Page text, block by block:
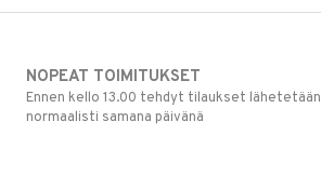
NOPEAT TOIMITUKSET
Ennen kello 13.00 tehdyt tilaukset lähetetään
normaalisti samana päivänä